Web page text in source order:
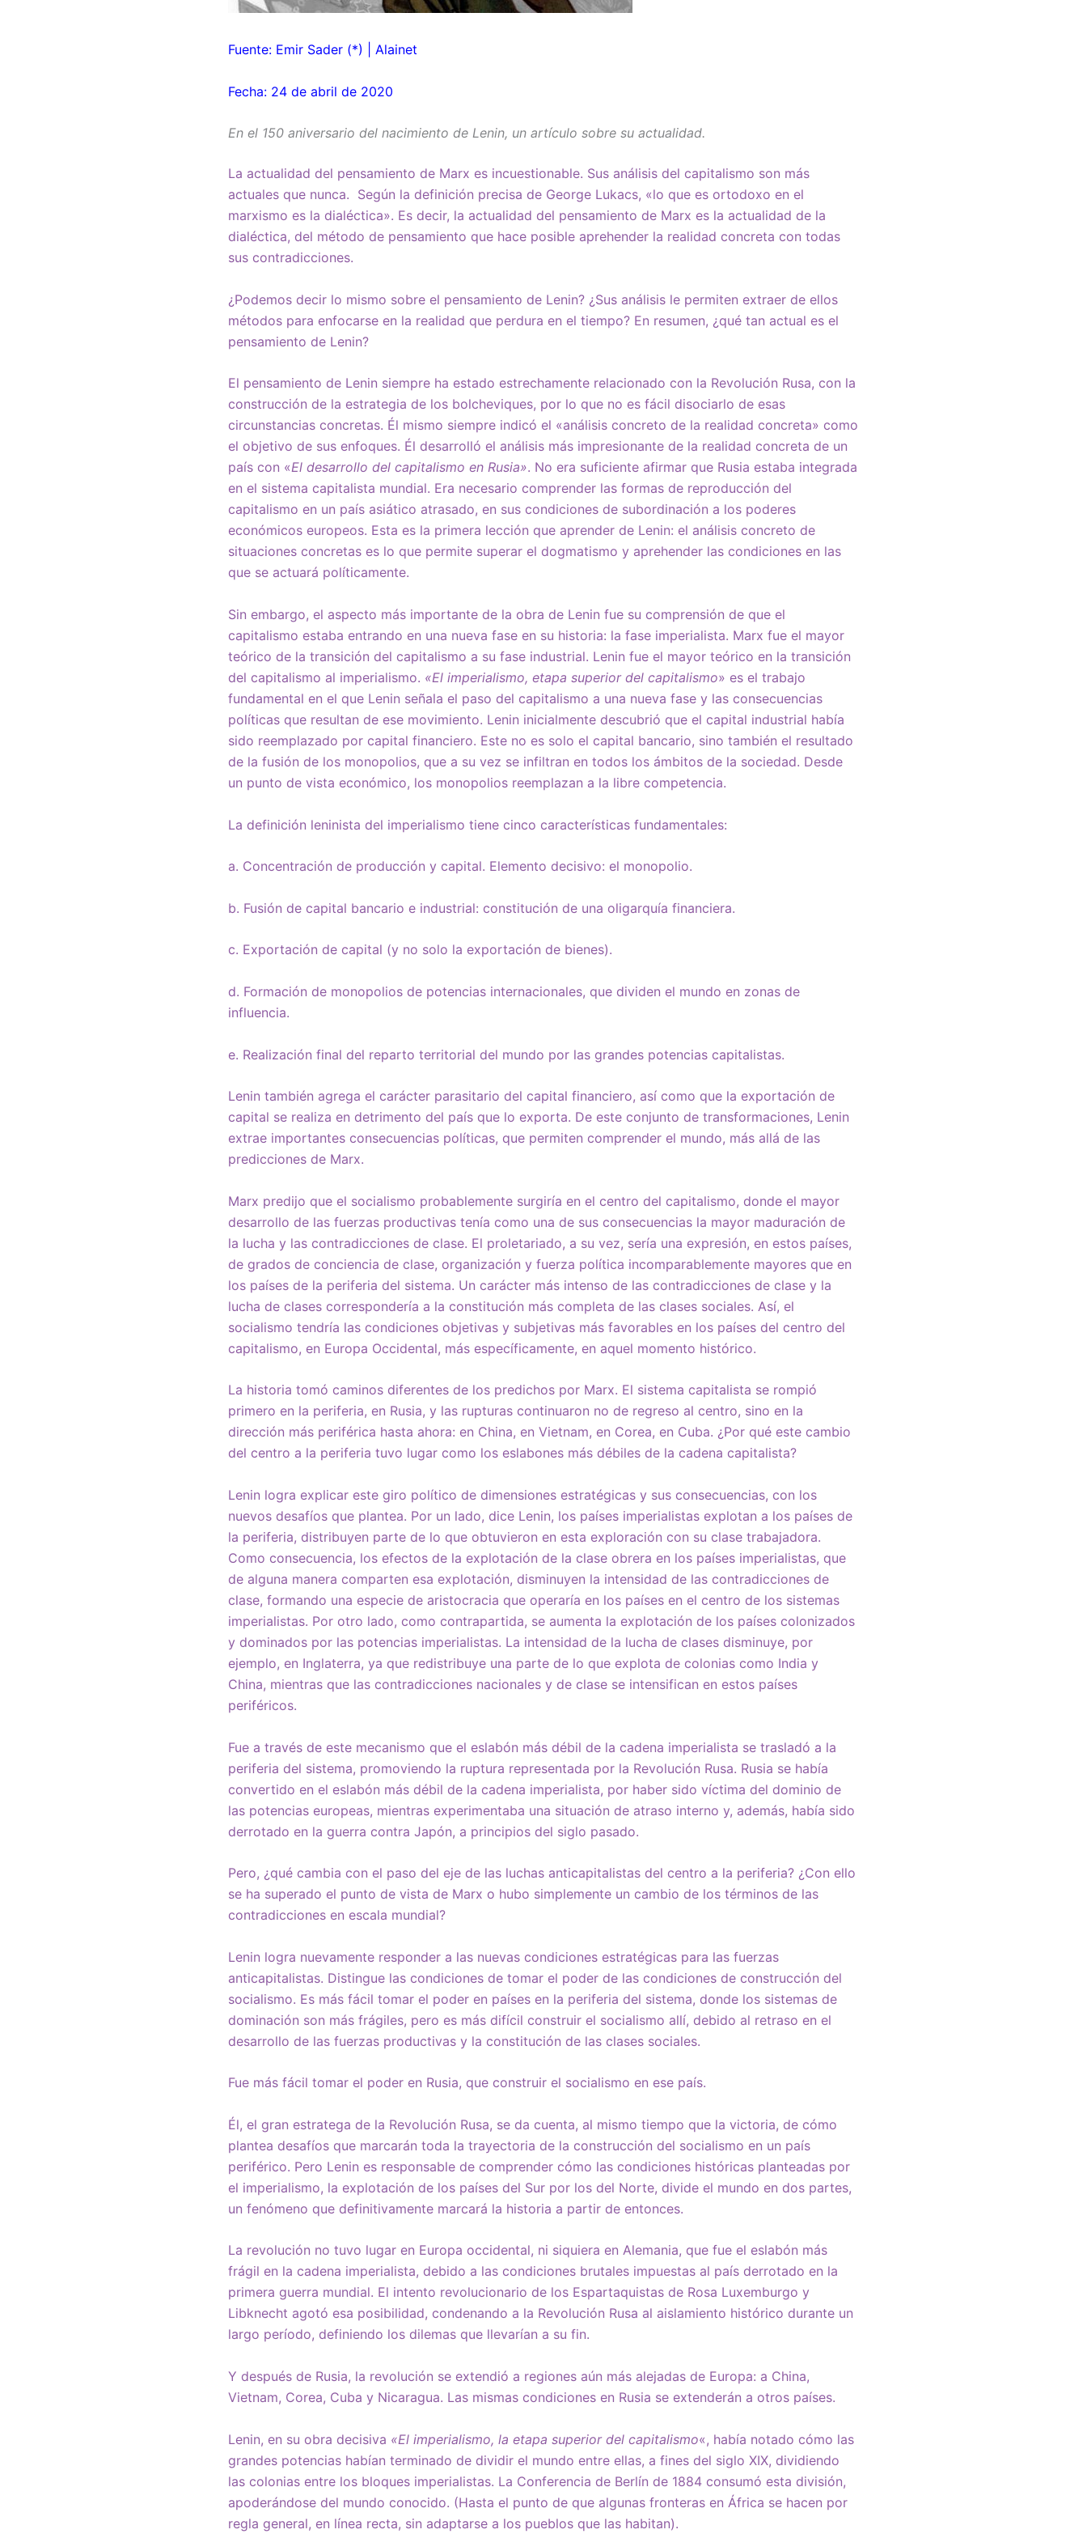
Fuente: Emir Sader (*) | Alainet
Fecha: 24 de abril de 2020
En el 150 aniversario del nacimiento de Lenin, un artículo sobre su actualidad.
La actualidad del pensamiento de Marx es incuestionable. Sus análisis del capitalismo son más
actuales que nunca. Según la definición precisa de George Lukacs, «lo que es ortodoxo en el
marxismo es la dialéctica». Es decir, la actualidad del pensamiento de Marx es la actualidad de la
dialéctica, del método de pensamiento que hace posible aprehender la realidad concreta con todas
sus contradicciones.
¿Podemos decir lo mismo sobre el pensamiento de Lenin? ¿Sus análisis le permiten extraer de ellos
métodos para enfocarse en la realidad que perdura en el tiempo? En resumen, ¿qué tan actual es el
pensamiento de Lenin?
El pensamiento de Lenin siempre ha estado estrechamente relacionado con la Revolución Rusa, con la
construcción de la estrategia de los bolcheviques, por lo que no es fácil disociarlo de esas
circunstancias concretas. Él mismo siempre indicó el «análisis concreto de la realidad concreta» como
el objetivo de sus enfoques. Él desarrolló el análisis más impresionante de la realidad concreta de un
país con «El desarrollo del capitalismo en Rusia». No era suficiente afirmar que Rusia estaba integrada
en el sistema capitalista mundial. Era necesario comprender las formas de reproducción del
capitalismo en un país asiático atrasado, en sus condiciones de subordinación a los poderes
económicos europeos. Esta es la primera lección que aprender de Lenin: el análisis concreto de
situaciones concretas es lo que permite superar el dogmatismo y aprehender las condiciones en las
que se actuará políticamente.
Sin embargo, el aspecto más importante de la obra de Lenin fue su comprensión de que el
capitalismo estaba entrando en una nueva fase en su historia: la fase imperialista. Marx fue el mayor
teórico de la transición del capitalismo a su fase industrial. Lenin fue el mayor teórico en la transición
del capitalismo al imperialismo. «El imperialismo, etapa superior del capitalismo» es el trabajo
fundamental en el que Lenin señala el paso del capitalismo a una nueva fase y las consecuencias
políticas que resultan de ese movimiento. Lenin inicialmente descubrió que el capital industrial había
sido reemplazado por capital financiero. Este no es solo el capital bancario, sino también el resultado
de la fusión de los monopolios, que a su vez se infiltran en todos los ámbitos de la sociedad. Desde
un punto de vista económico, los monopolios reemplazan a la libre competencia.
La definición leninista del imperialismo tiene cinco características fundamentales:
a. Concentración de producción y capital. Elemento decisivo: el monopolio.
b. Fusión de capital bancario e industrial: constitución de una oligarquía financiera.
c. Exportación de capital (y no solo la exportación de bienes).
d. Formación de monopolios de potencias internacionales, que dividen el mundo en zonas de
influencia.
e. Realización final del reparto territorial del mundo por las grandes potencias capitalistas.
Lenin también agrega el carácter parasitario del capital financiero, así como que la exportación de
capital se realiza en detrimento del país que lo exporta. De este conjunto de transformaciones, Lenin
extrae importantes consecuencias políticas, que permiten comprender el mundo, más allá de las
predicciones de Marx.
Marx predijo que el socialismo probablemente surgiría en el centro del capitalismo, donde el mayor
desarrollo de las fuerzas productivas tenía como una de sus consecuencias la mayor maduración de
la lucha y las contradicciones de clase. El proletariado, a su vez, sería una expresión, en estos países,
de grados de conciencia de clase, organización y fuerza política incomparablemente mayores que en
los países de la periferia del sistema. Un carácter más intenso de las contradicciones de clase y la
lucha de clases correspondería a la constitución más completa de las clases sociales. Así, el
socialismo tendría las condiciones objetivas y subjetivas más favorables en los países del centro del
capitalismo, en Europa Occidental, más específicamente, en aquel momento histórico.
La historia tomó caminos diferentes de los predichos por Marx. El sistema capitalista se rompió
primero en la periferia, en Rusia, y las rupturas continuaron no de regreso al centro, sino en la
dirección más periférica hasta ahora: en China, en Vietnam, en Corea, en Cuba. ¿Por qué este cambio
del centro a la periferia tuvo lugar como los eslabones más débiles de la cadena capitalista?
Lenin logra explicar este giro político de dimensiones estratégicas y sus consecuencias, con los
nuevos desafíos que plantea. Por un lado, dice Lenin, los países imperialistas explotan a los países de
la periferia, distribuyen parte de lo que obtuvieron en esta exploración con su clase trabajadora.
Como consecuencia, los efectos de la explotación de la clase obrera en los países imperialistas, que
de alguna manera comparten esa explotación, disminuyen la intensidad de las contradicciones de
clase, formando una especie de aristocracia que operaría en los países en el centro de los sistemas
imperialistas. Por otro lado, como contrapartida, se aumenta la explotación de los países colonizados
y dominados por las potencias imperialistas. La intensidad de la lucha de clases disminuye, por
ejemplo, en Inglaterra, ya que redistribuye una parte de lo que explota de colonias como India y
China, mientras que las contradicciones nacionales y de clase se intensifican en estos países
periféricos.
Fue a través de este mecanismo que el eslabón más débil de la cadena imperialista se trasladó a la
periferia del sistema, promoviendo la ruptura representada por la Revolución Rusa. Rusia se había
convertido en el eslabón más débil de la cadena imperialista, por haber sido víctima del dominio de
las potencias europeas, mientras experimentaba una situación de atraso interno y, además, había sido
derrotado en la guerra contra Japón, a principios del siglo pasado.
Pero, ¿qué cambia con el paso del eje de las luchas anticapitalistas del centro a la periferia? ¿Con ello
se ha superado el punto de vista de Marx o hubo simplemente un cambio de los términos de las
contradicciones en escala mundial?
Lenin logra nuevamente responder a las nuevas condiciones estratégicas para las fuerzas
anticapitalistas. Distingue las condiciones de tomar el poder de las condiciones de construcción del
socialismo. Es más fácil tomar el poder en países en la periferia del sistema, donde los sistemas de
dominación son más frágiles, pero es más difícil construir el socialismo allí, debido al retraso en el
desarrollo de las fuerzas productivas y la constitución de las clases sociales.
Fue más fácil tomar el poder en Rusia, que construir el socialismo en ese país.
Él, el gran estratega de la Revolución Rusa, se da cuenta, al mismo tiempo que la victoria, de cómo
plantea desafíos que marcarán toda la trayectoria de la construcción del socialismo en un país
periférico. Pero Lenin es responsable de comprender cómo las condiciones históricas planteadas por
el imperialismo, la explotación de los países del Sur por los del Norte, divide el mundo en dos partes,
un fenómeno que definitivamente marcará la historia a partir de entonces.
La revolución no tuvo lugar en Europa occidental, ni siquiera en Alemania, que fue el eslabón más
frágil en la cadena imperialista, debido a las condiciones brutales impuestas al país derrotado en la
primera guerra mundial. El intento revolucionario de los Espartaquistas de Rosa Luxemburgo y
Libknecht agotó esa posibilidad, condenando a la Revolución Rusa al aislamiento histórico durante un
largo período, definiendo los dilemas que llevarían a su fin.
Y después de Rusia, la revolución se extendió a regiones aún más alejadas de Europa: a China,
Vietnam, Corea, Cuba y Nicaragua. Las mismas condiciones en Rusia se extenderán a otros países.
Lenin, en su obra decisiva «El imperialismo, la etapa superior del capitalismo«, había notado cómo las
grandes potencias habían terminado de dividir el mundo entre ellas, a fines del siglo XIX, dividiendo
las colonias entre los bloques imperialistas. La Conferencia de Berlín de 1884 consumó esta división,
apoderándose del mundo conocido. (Hasta el punto de que algunas fronteras en África se hacen por
regla general, en línea recta, sin adaptarse a los pueblos que las habitan).